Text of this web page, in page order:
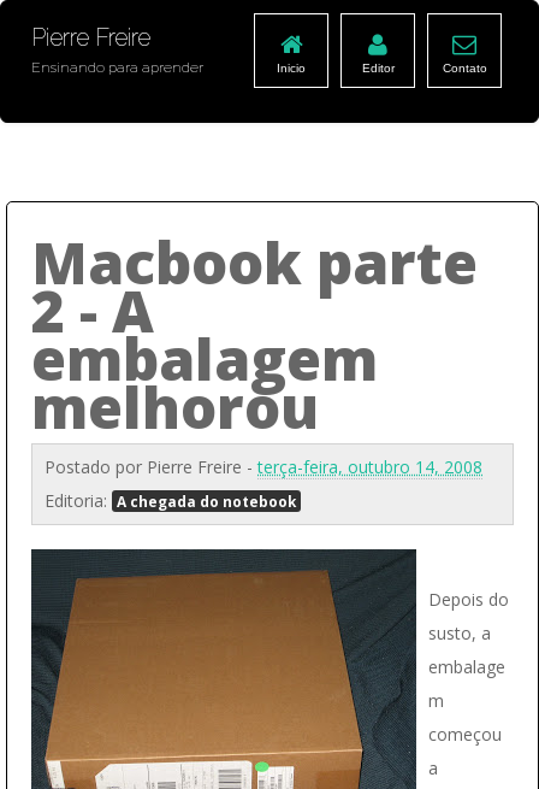
Pierre Freire
Ensinando para aprender Inicio Editor Contato
Macbook parte
2 - A
embalagem
melhorou
Postado por Pierre Freire -terça-feira, outubro 14, 2008
Editoria: A chegada do notebook
Depois do
susto, a
embalage
m
começou
a